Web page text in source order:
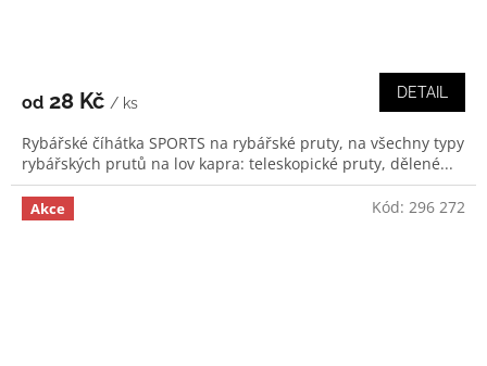
od 28 Kč / ks
DETAIL
Rybářské číhátka SPORTS na rybářské pruty, na všechny typy
rybářských prutů na lov kapra: teleskopické pruty, dělené...
Akce Kód: 296 272